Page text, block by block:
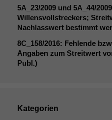
5A_23/2009 und 5A_44/
Willensvollstreckers;
Nachlasswert bestimmt
8C_158/2016: Fehlende
Angaben zum Streitwert
Publ.)
Kategorien